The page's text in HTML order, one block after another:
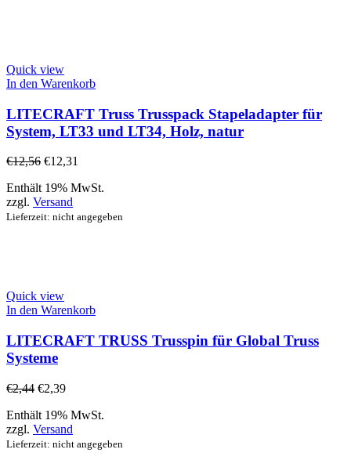
Quick view
In den Warenkorb
LITECRAFT Truss Trusspack Stapeladapter für
System, LT33 und LT34, Holz, natur
€12,56 €12,31
Enthält 19% MwSt.
zzgl. Versand
Lieferzeit: nicht angegeben
Quick view
In den Warenkorb
LITECRAFT TRUSS Trusspin für Global Truss
Systeme
€2,44 €2,39
Enthält 19% MwSt.
zzgl. Versand
Lieferzeit: nicht angegeben